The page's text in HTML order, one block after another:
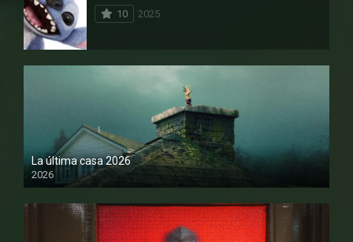
10
2025
La última casa 2026
2026